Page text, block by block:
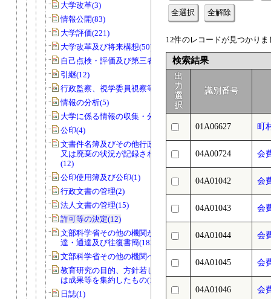
大学改革(3)
情報公開(83)
大学評価(221)
大学改革及び将来構想(50)
自己点検・評価及び第三者評価(5)
引継(12)
行政監察、視学委員視察等(56)
情報の分析(5)
大学に係る情報の収集・分析(0)
公印(4)
文書件名簿及びその他行政文書の取得
又は廃棄の状況が記録されているもの
(12)
公印使用簿及び公印(1)
行政文書の管理(2)
法人文書の管理(15)
許可等の決定(12)
文部科学省その他の機関からの諸令
達・通達及び往復書簡(182)
文部科学省その他の機関への報告等(74)
教育研究の目的、方針若しくは計画又
は成果等を集約したもの(14)
日誌(1)
全選択 全解除
12件のレコードが見つかり
検索結果
出
力
選
択
識別番号
01A06627 町
04A00724 会
04A01042 会
04A01043 会
04A01044 会
04A01045 会
04A01046 会